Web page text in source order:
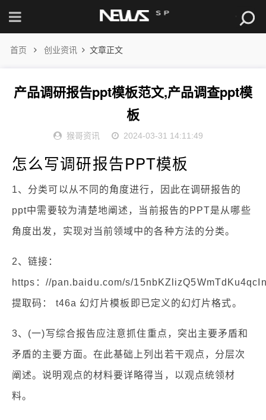
首页 创业资讯 文章正文
产品调研报告ppt模板范文,产品调查ppt模
板
猴哥资讯 2024-03-31 14:11:49
怎么写调研报告PPT模板
1、分类可以从不同的角度进行，因此在调研报告的
ppt中需要较为清楚地阐述，当前报告的PPT是从哪些
角度出发，实现对当前领域中的各种方法的分类。
2、链接：
https：//pan.baidu.com/s/
提取码： t46a 幻灯片模板即已定义的幻灯片格式。
3、(一)写综合报告应注意抓住重点，突出主要矛盾和
矛盾的主要方面。在此基础上列出若干观点，分层次
阐述。说明观点的材料要详略得当，以观点统领材
料。